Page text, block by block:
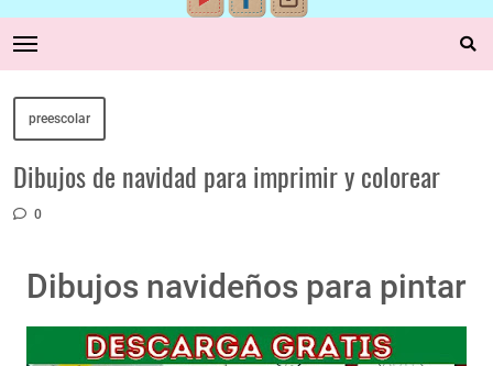
preescolar
Dibujos de navidad para imprimir y colorear
0
Dibujos navideños para pintar